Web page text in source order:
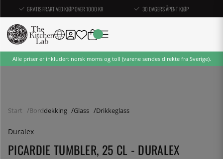
GRATIS FRAKT VED KJØP OVER 1000 KR 30 DAGERS ÅPENT KJØP
Alle priser er inkludert norsk moms og toll (varene sendes direkte fra Sverige).
Start Borddekking Glass Drikkeglass
Duralex
PICARDIE TUMBLER, 25 CL - DURALEX